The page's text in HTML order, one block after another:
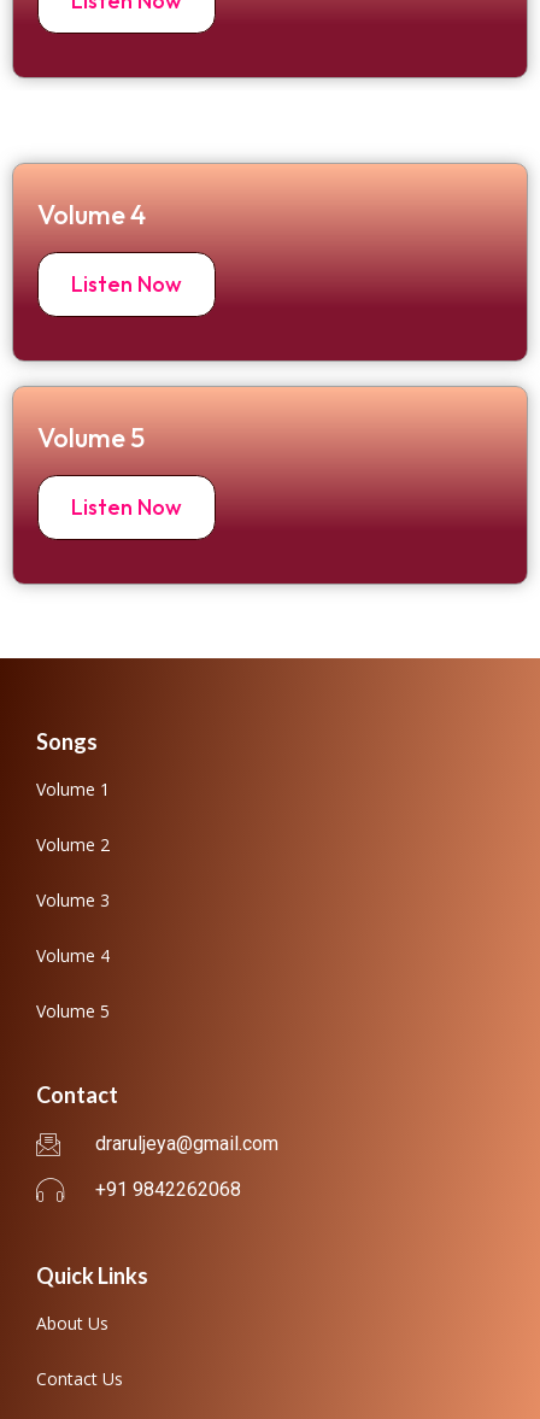
Volume 4
Listen Now
Volume 5
Listen Now
Songs
Volume 1
Volume 2
Volume 3
Volume 4
Volume 5
Contact
draruljeya@gmail.com
+91 9842262068
Quick Links
About Us
Contact Us